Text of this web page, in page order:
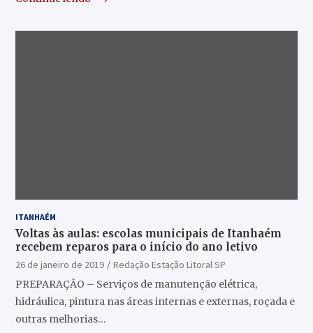
ITANHAÉM
Voltas às aulas: escolas municipais de Itanhaém
recebem reparos para o início do ano letivo
26 de janeiro de 2019
Redação Estação Litoral SP
PREPARAÇÃO – Serviços de manutenção elétrica,
hidráulica, pintura nas áreas internas e externas, roçada e
outras melhorias…